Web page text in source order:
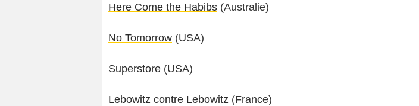
Here Come the Habibs (Australie)
No Tomorrow (USA)
Superstore (USA)
Lebowitz contre Lebowitz (France)